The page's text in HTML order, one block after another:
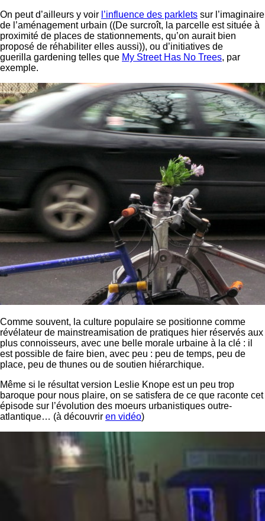
On peut d’ailleurs y voir l’influence des parklets sur l’imaginaire
de l’aménagement urbain ((De surcroît, la parcelle est située à
proximité de places de stationnements, qu’on aurait bien
proposé de réhabiliter elles aussi)), ou d’initiatives de
guerilla gardening telles que My Street Has No Trees, par
exemple.
Comme souvent, la culture populaire se positionne comme
révélateur de mainstreamisation de pratiques hier réservés aux
plus connoisseurs, avec une belle morale urbaine à la clé : il
est possible de faire bien, avec peu : peu de temps, peu de
place, peu de thunes ou de soutien hiérarchique.
Même si le résultat version Leslie Knope est un peu trop
baroque pour nous plaire, on se satisfera de ce que raconte cet
épisode sur l’évolution des moeurs urbanistiques outre-
atlantique… (à découvrir en vidéo)